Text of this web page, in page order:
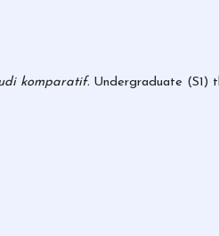
komparatif. Undergraduate (S1)